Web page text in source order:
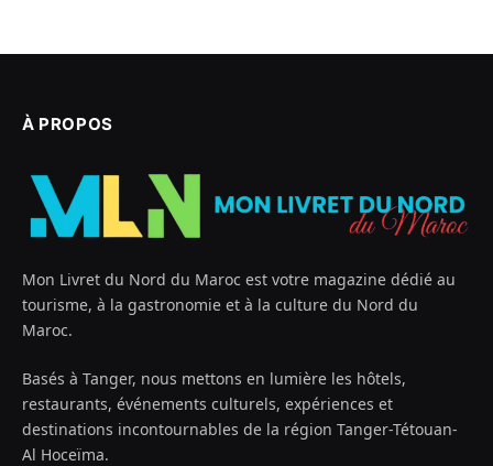
À PROPOS
Mon Livret du Nord du Maroc est votre magazine dédié au
tourisme, à la gastronomie et à la culture du Nord du
Maroc.
Basés à Tanger, nous mettons en lumière les hôtels,
restaurants, événements culturels, expériences et
destinations incontournables de la région Tanger-Tétouan-
Al Hoceïma.